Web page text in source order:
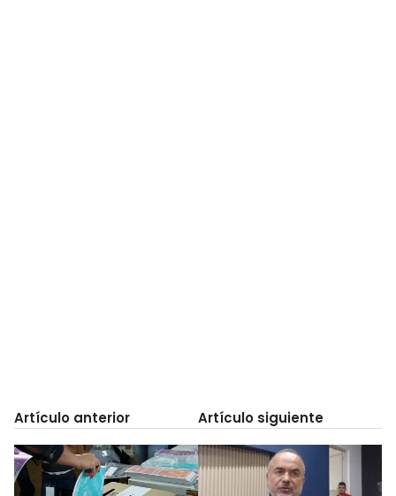
Artículo anterior Artículo siguiente